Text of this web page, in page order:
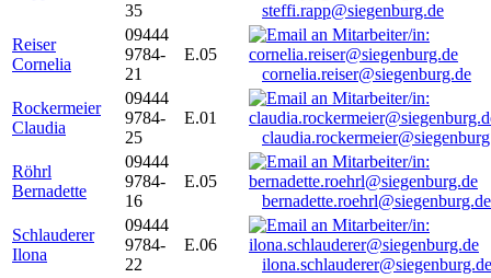
35
steffi.rapp@siegenburg.de
Reiser
Cornelia
09444
9784-
21
E.05
cornelia.reiser@siegenburg.de
Rockermeier
Claudia
09444
9784-
25
E.01
Röhrl
Bernadette
09444
9784-
16
E.05
bernadette.roehrl@siegenburg.de
Schlauderer
Ilona
09444
9784-
22
E.06
ilona.schlauderer@siegenburg.de